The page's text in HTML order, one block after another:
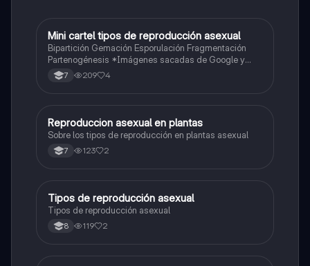
Biologia
Mini cartel tipos de reproducción asexual
Bipartición Gemación Esporulación Fragmentación
Partenogénesis *Imágenes sacadas de Google y
Wikipedia*
7 209 4
Biologia
Reproduccion asexual en plantas
Sobre los tipos de reproducción en plantas asexual
7 123 2
Biologia
Tipos de reproducción asexual
Tipos de reproducción asexual
8 119 2